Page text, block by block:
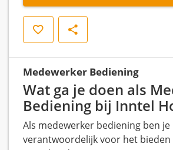
Opslaan Delen
Medewerker Bediening
Wat ga je doen als
Bediening bij Inntel
Als medewerker bediening ben je
verantwoordelijk voor het bieden